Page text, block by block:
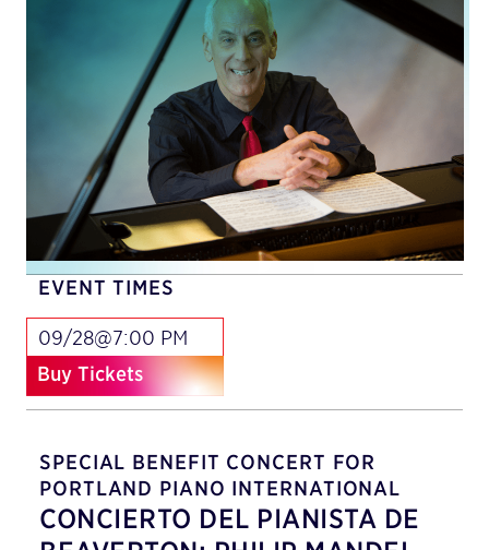
EVENT TIMES
09/28@7:00 PM
Buy Tickets
SPECIAL BENEFIT CONCERT FOR
PORTLAND PIANO INTERNATIONAL
CONCIERTO DEL PIANISTA DE